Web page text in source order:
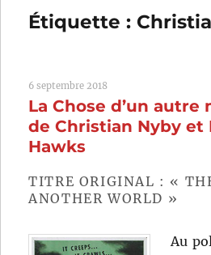
Étiquette :
6 septembre 2018
La Chose d’un autre
de Christian Nyby et
Hawks
TITRE ORIGINAL : «
ANOTHER WORLD »
Au